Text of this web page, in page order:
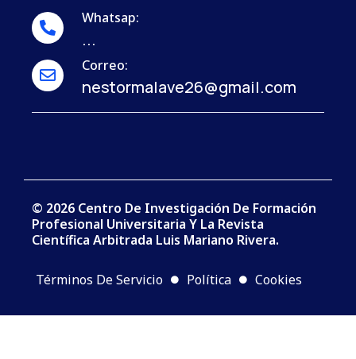
Whatsap:
...
Correo:
nestormalave26@gmail.com
© 2026 Centro De Investigación De Formación
Profesional Universitaria Y La Revista
Científica Arbitrada Luis Mariano Rivera.
Términos De Servicio Política Cookies